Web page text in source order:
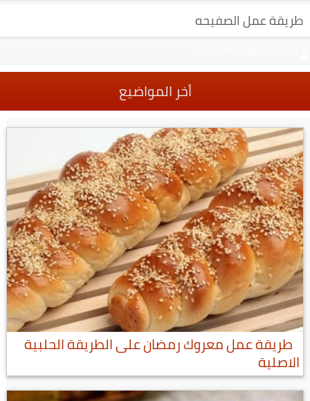
طريقة عمل الصفيحه
أخر المواضيع
طريقة عمل معروك رمضان على الطريقة الحلبية
الاصلية